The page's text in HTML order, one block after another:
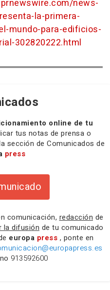
news-
la-primera-
mundo-para-edificios-
302820222.html
online de tu
tus notas de prensa o
sección de Comunicados de
press
comunicación, redacción de
la difusión de tu comunicado
europa press , ponte en
913592600